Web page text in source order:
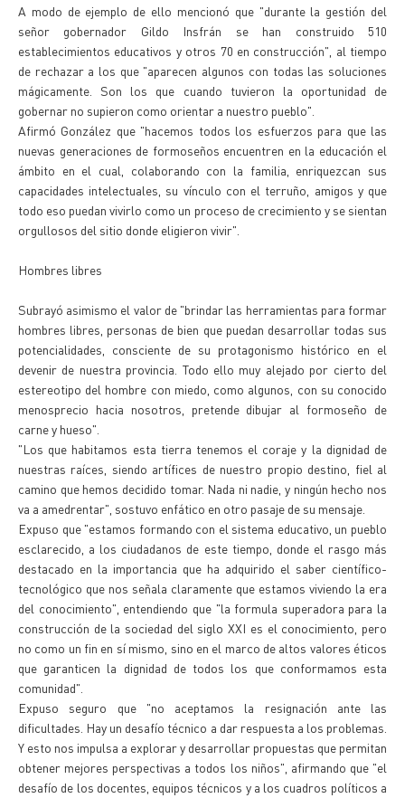
A modo de ejemplo de ello mencionó que "durante la gestión del
señor gobernador Gildo Insfrán se han construido 510
establecimientos educativos y otros 70 en construcción", al tiempo
de rechazar a los que "aparecen algunos con todas las soluciones
mágicamente. Son los que cuando tuvieron la oportunidad de
gobernar no supieron como orientar a nuestro pueblo".
Afirmó González que "hacemos todos los esfuerzos para que las
nuevas generaciones de formoseños encuentren en la educación el
ámbito en el cual, colaborando con la familia, enriquezcan sus
capacidades intelectuales, su vínculo con el terruño, amigos y que
todo eso puedan vivirlo como un proceso de crecimiento y se sientan
orgullosos del sitio donde eligieron vivir".
Hombres libres
Subrayó asimismo el valor de "brindar las herramientas para formar
hombres libres, personas de bien que puedan desarrollar todas sus
potencialidades, consciente de su protagonismo histórico en el
devenir de nuestra provincia. Todo ello muy alejado por cierto del
estereotipo del hombre con miedo, como algunos, con su conocido
menosprecio hacia nosotros, pretende dibujar al formoseño de
carne y hueso".
"Los que habitamos esta tierra tenemos el coraje y la dignidad de
nuestras raíces, siendo artífices de nuestro propio destino, fiel al
camino que hemos decidido tomar. Nada ni nadie, y ningún hecho nos
va a amedrentar", sostuvo enfático en otro pasaje de su mensaje.
Expuso que "estamos formando con el sistema educativo, un pueblo
esclarecido, a los ciudadanos de este tiempo, donde el rasgo más
destacado en la importancia que ha adquirido el saber científico-
tecnológico que nos señala claramente que estamos viviendo la era
del conocimiento", entendiendo que "la formula superadora para la
construcción de la sociedad del siglo XXI es el conocimiento, pero
no como un fin en sí mismo, sino en el marco de altos valores éticos
que garanticen la dignidad de todos los que conformamos esta
comunidad".
Expuso seguro que "no aceptamos la resignación ante las
dificultades. Hay un desafío técnico a dar respuesta a los problemas.
Y esto nos impulsa a explorar y desarrollar propuestas que permitan
obtener mejores perspectivas a todos los niños", afirmando que "el
desafío de los docentes, equipos técnicos y a los cuadros políticos a